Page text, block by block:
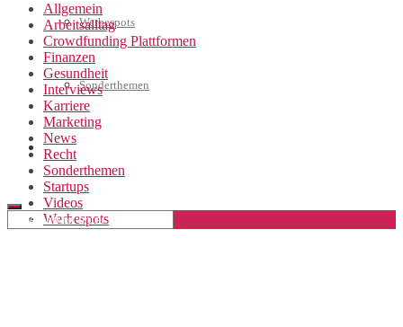
Werbespots
Sonderthemen
Geschäftskonto eröffnen
Allgemein
Arbeitsalltag
Crowdfunding Plattformen
Finanzen
Gesundheit
Interviews
Karriere
Marketing
News
Recht
Sonderthemen
Startups
Videos
Werbespots